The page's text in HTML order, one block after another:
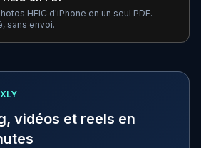
HEIC d'iPhone en un seul PDF.
sans envoi.
vidéos et reels en